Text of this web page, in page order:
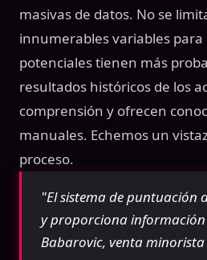
masivas de datos. No se
innumerables variables
potenciales tienen más
resultados históricos de los
comprensión y ofrecen
manuales. Echemos un
proceso.
"El sistema de puntuación
y proporciona información
Babarovic, venta